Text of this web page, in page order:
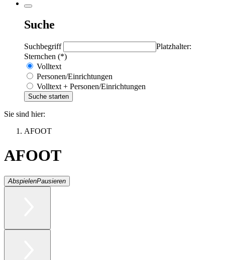
Suche
Suchbegriff
Platzhalter:
Sternchen (*)
Volltext
Personen/Einrichtungen
Volltext + Personen/Einrichtungen
Sie sind hier:
AFOOT
AFOOT
AbspielenPausieren